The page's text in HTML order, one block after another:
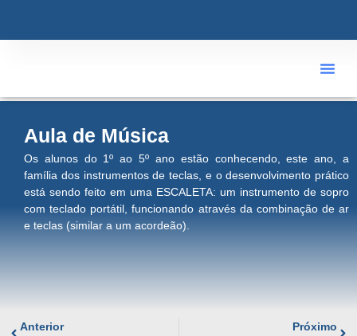
Aula de Música
Os alunos do 1º ao 5º ano estão conhecendo, este ano, a
família dos instrumentos de teclas, e o desenvolvimento prático
está sendo feito em uma ESCALETA: um instrumento de sopro
com teclado portátil, funcionando através da combinação de ar
e teclas (similar a um acordeão).
Anterior Próximo